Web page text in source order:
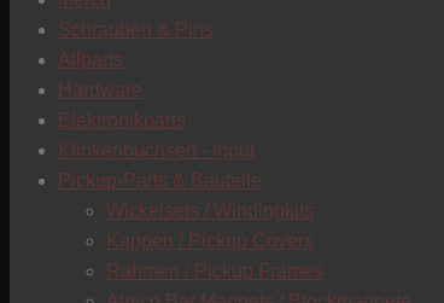
Schrauben & Pins
Allparts
Hardware
Elektronikparts
Klinkenbuchsen - Input
Pickup-Parts & Bauteile
Wickelsets / Windingkits
Kappen / Pickup Covers
Rahmen / Pickup Frames